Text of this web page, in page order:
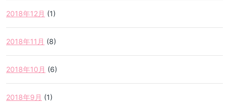
2018年12月 (1)
2018年11月 (8)
2018年10月 (6)
2018年9月 (1)